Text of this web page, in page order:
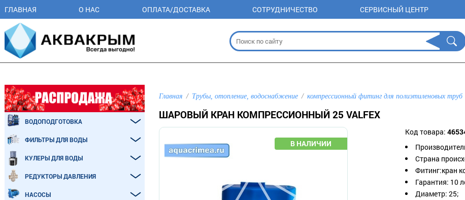
ГЛАВНАЯ О НАС ОПЛАТА/ДОСТАВКА СОТРУДНИЧЕСТВО СЕРВИСНЫЙ ЦЕНТР
Главная Трубы, отопление, водоснабжение компрессионный фитинг для полиэтиленовых труб
ШАРОВЫЙ КРАН КОМПРЕССИОННЫЙ 25 VALFEX
Код товара:
Страна
Фитинг:кран
Гарантия: 10
Диаметр: 25;
ВОДОПОДГОТОВКА
ФИЛЬТРЫ ДЛЯ ВОДЫ
КУЛЕРЫ ДЛЯ ВОДЫ
РЕДУКТОРЫ ДАВЛЕНИЯ
НАСОСЫ